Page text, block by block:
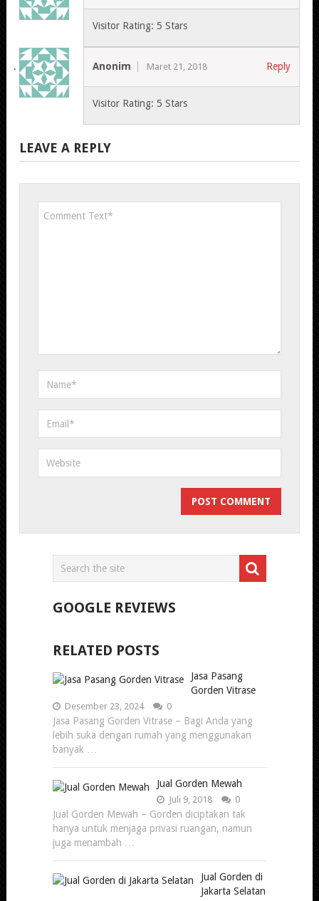
Visitor Rating: 5 Stars
Anonim Maret 21, 2018 Reply
Visitor Rating: 5 Stars
LEAVE A REPLY
GOOGLE REVIEWS
RELATED POSTS
Jasa Pasang
Gorden Vitrase
Desember 23, 2024 0
Jasa Pasang Gorden Vitrase – Bagi Anda yang
lebih suka dengan rumah yang menggunakan
banyak …
Jual Gorden Mewah
Juli 9, 2018 0
Jual Gorden Mewah – Gorden diciptakan tak
hanya untuk menjaga privasi ruangan, namun
juga menambah …
Jual Gorden di
Jakarta Selatan